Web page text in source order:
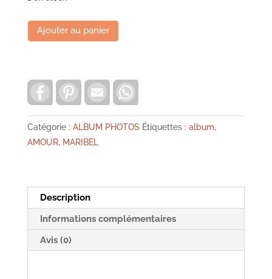
quantité
de
assis
sur
un
banc
avec
Ajouter au panier
c
e
b
o
o
n
t
e
e
a
i
l
a
t
s
Catégorie : ALBUM PHOTOS Étiquettes : album,
AMOUR, MARIBEL
Description
Informations complémentaires
Avis (0)